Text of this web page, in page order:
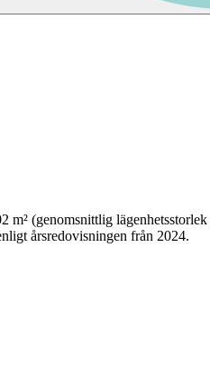
m² (genomsnittlig lägenhetsstorlek
årsredovisningen från 2024.